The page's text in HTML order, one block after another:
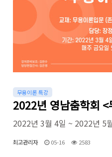
무용이론 특강
2022년 영남춤학회
2022년 3월 4일 ~ 2022년 5
최고관리자 05-16 2583